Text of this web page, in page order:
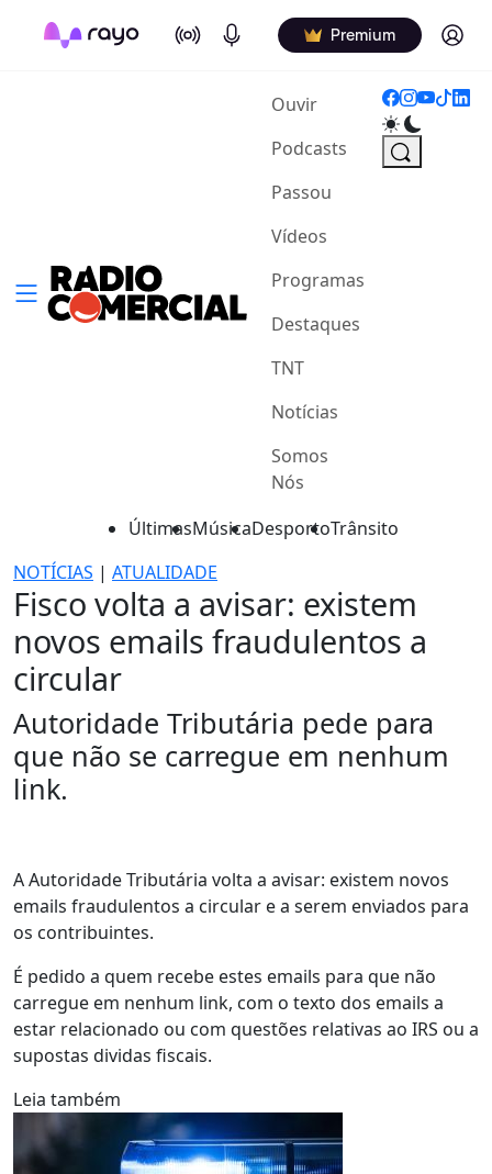
On Air Podcasts Premium Log in
Ouvir(current)
Podcasts
Passou
Vídeos
Programas
Destaques
TNT
Notícias
Somos
Nós
ÚltimasMúsicaDesportoTrânsito
NOTÍCIAS | ATUALIDADE
Fisco volta a avisar: existem
novos emails fraudulentos a
circular
Autoridade Tributária pede para
que não se carregue em nenhum
link.
A Autoridade Tributária volta a avisar: existem novos
emails fraudulentos a circular e a serem enviados para
os contribuintes.
É pedido a quem recebe estes emails para que não
carregue em nenhum link, com o texto dos emails a
estar relacionado ou com questões relativas ao IRS ou a
supostas dividas fiscais.
Leia também